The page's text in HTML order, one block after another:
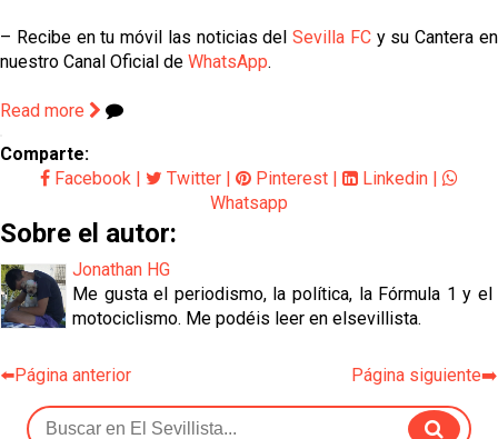
– Recibe en tu móvil las noticias delSevilla FCy su Cantera en
nuestro Canal Oficial de WhatsApp.
Read more
Comparte:
Facebook | Twitter | Pinterest | Linkedin |
Whatsapp
Sobre el autor:
Jonathan HG
Me gusta el periodismo, la política, la Fórmula 1 y el
motociclismo. Me podéis leer en elsevillista.
⬅️Página anterior Página siguiente➡️